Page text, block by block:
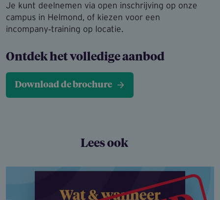
Je kunt deelnemen via open inschrijving op onze
campus in Helmond, of kiezen voor een
incompany‑training op locatie.
Ontdek het volledige aanbod
Download de brochure
Lees ook